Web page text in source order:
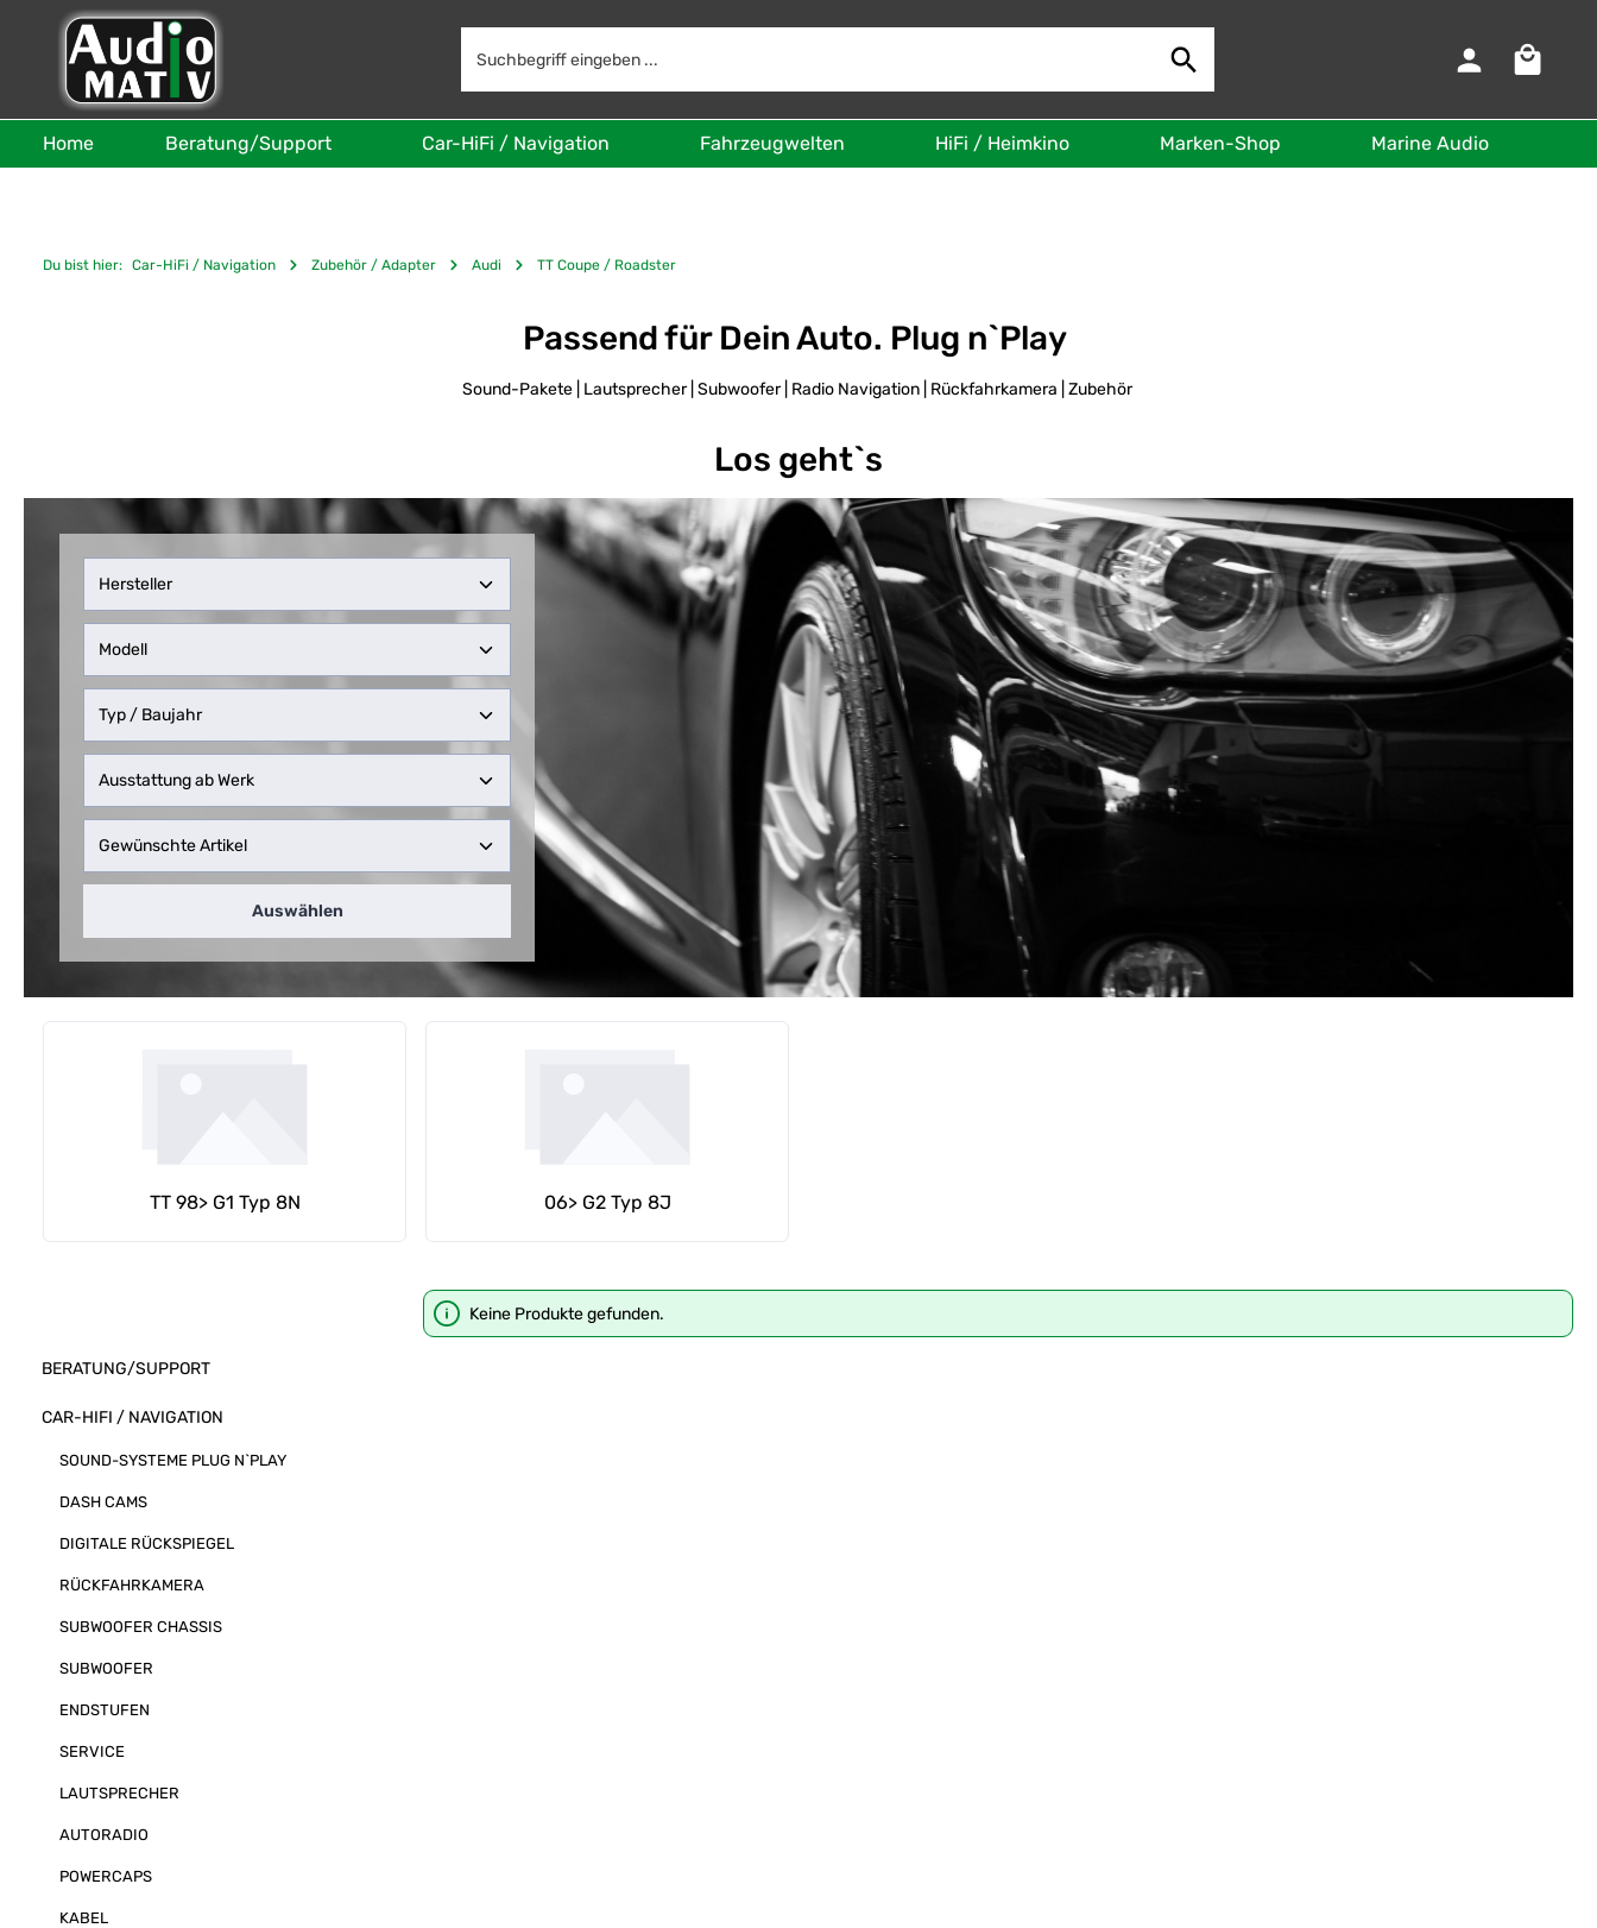
Hauptinhalt springen
Zur Suche springen
Zur Hauptnavigation springen
Home Beratung/Support Car-HiFi / Navigation Fahrzeugwelten HiFi / Heimkino Marken-Shop Marine Audio
Du bist hier: Car-HiFi / Navigation Zubehör / Adapter Audi TT Coupe / Roadster
Passend für Dein Auto. Plug n`Play
Sound-Pakete | Lautsprecher | Subwoofer | Radio Navigation | Rückfahrkamera | Zubehör
Los geht`s
Auswählen
TT 98> G1 Typ 8N 06> G2 Typ 8J
BERATUNG/SUPPORT
CAR-HIFI / NAVIGATION
SOUND-SYSTEME PLUG N`PLAY
DASH CAMS
DIGITALE RÜCKSPIEGEL
RÜCKFAHRKAMERA
SUBWOOFER CHASSIS
SUBWOOFER
ENDSTUFEN
SERVICE
LAUTSPRECHER
AUTORADIO
POWERCAPS
KABEL
Keine Produkte gefunden.